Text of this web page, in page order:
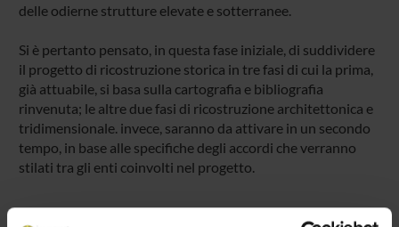
delle odierne strutture elevate e sotterranee.
Si è pertanto pensato, in questa fase iniziale, di suddividere
il progetto di ricostruzione storica in tre fasi di cui la prima,
già attuabile, si basa sulla cartografia e bibliografia
rinvenuta; le altre due fasi di ricostruzione architettonica e
tridimensionale. invece, saranno da attivare in un secondo
tempo, in base alle specifiche degli accordi che verranno
stilati tra gli enti coinvolti nel progetto.